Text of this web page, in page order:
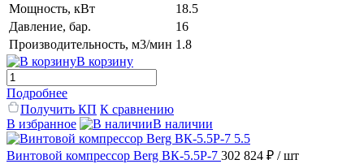
Мощность, кВт
18.5
Давление, бар.
16
Производительность, м3/мин 1.8
В корзину
Подробнее
Получить КП К сравнению
В избранное
В наличии
Винтовой компрессор Berg ВК-5.5Р-7 302 824 ₽ / шт